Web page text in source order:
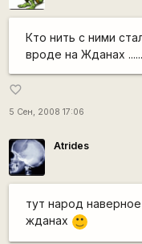
Кто нить с ними
вроде на Жданах
favorite_border
5 Сен, 2008 17:06
Atrides
тут народ
жданах
:)